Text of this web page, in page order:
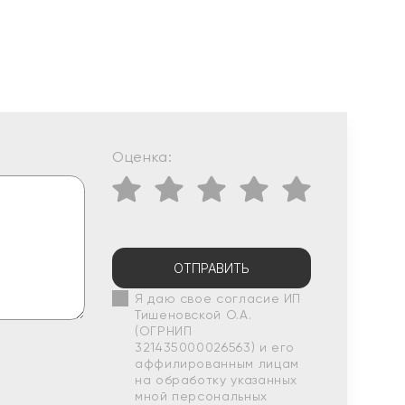
Оценка:
ОТПРАВИТЬ
Я даю свое согласие ИП
Тишеновской О.А.
(ОГРНИП
321435000026563) и его
аффилированным лицам
на обработку указанных
мной персональных